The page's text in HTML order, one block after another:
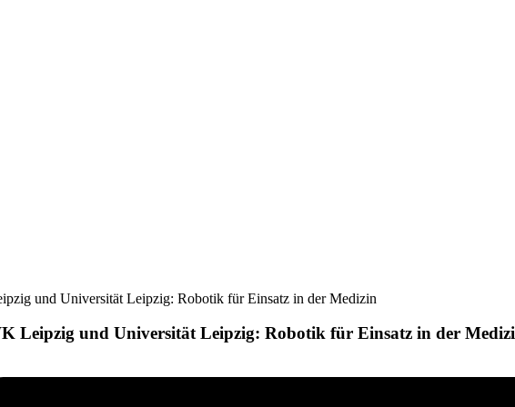
und Universität Leipzig: Robotik für Einsatz in der Medizin
Leipzig und Universität Leipzig: Robotik für Einsatz in der